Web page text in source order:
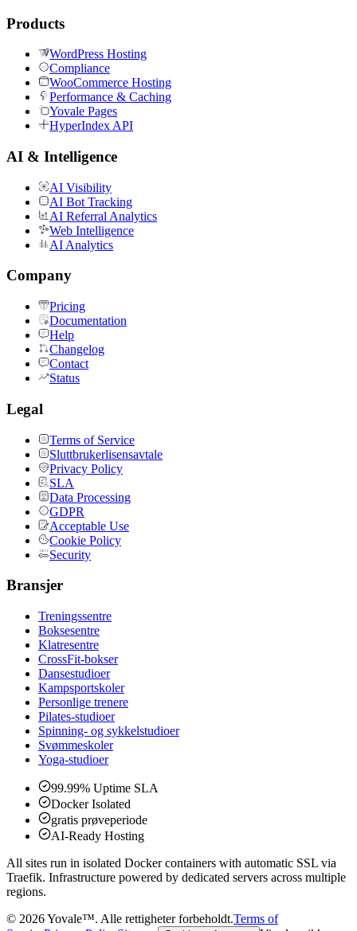
Products
WordPress Hosting
Compliance
WooCommerce Hosting
Performance & Caching
Yovale Pages
HyperIndex API
AI & Intelligence
AI Visibility
AI Bot Tracking
AI Referral Analytics
Web Intelligence
AI Analytics
Company
Pricing
Documentation
Help
Changelog
Contact
Status
Legal
Terms of Service
Sluttbrukerlisensavtale
Privacy Policy
SLA
Data Processing
GDPR
Acceptable Use
Cookie Policy
Security
Bransjer
Treningssentre
Boksesentre
Klatresentre
CrossFit-bokser
Dansestudioer
Kampsportskoler
Personlige trenere
Pilates-studioer
Spinning- og sykkelstudioer
Svømmeskoler
Yoga-studioer
99.99% Uptime SLA
Docker Isolated
gratis prøveperiode
AI-Ready Hosting
All sites run in isolated Docker containers with automatic SSL via
Traefik. Infrastructure powered by dedicated servers across multiple
regions.
© 2026Yovale™. Alle rettigheter forbeholdt.Terms of